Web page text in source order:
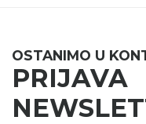
OSTANIMO U